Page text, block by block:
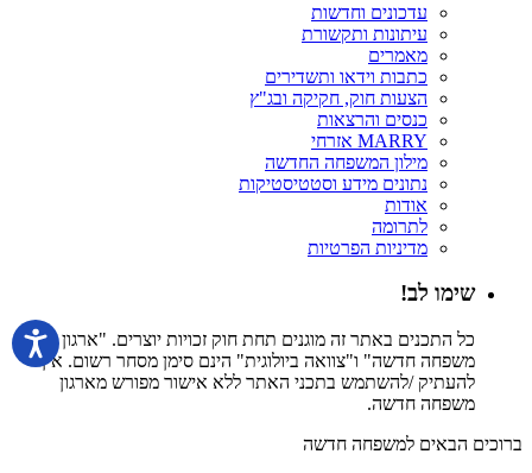
עדכונים וחדשות
עיתונות ותקשורת
מאמרים
כתבות וידאו ותשדירים
הצעות חוק, חקיקה ובג"ץ
כנסים והרצאות
MARRY אזרחי
מילון המשפחה החדשה
נתונים מידע וסטטיסטיקות
אודות
לתרומה
מדיניות הפרטיות
שימו לב!
כל התכנים באתר זה מוגנים תחת חוק זכויות יוצרים. "ארגון
משפחה חדשה" ו"צוואה ביולוגית" הינם סימן מסחר רשום. אין
להעתיק /להשתמש בתכני האתר ללא אישור מפורש מארגון
משפחה חדשה.
ברוכים הבאים למשפחה חדשה